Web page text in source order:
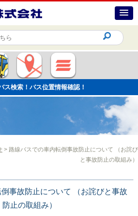
ス検索！バス位置情報確認！
> 路線バスでの車内転倒事故防止について （お詫び
と事故防止の取組み）
事故防止について （お詫びと事故
防止の取組み）